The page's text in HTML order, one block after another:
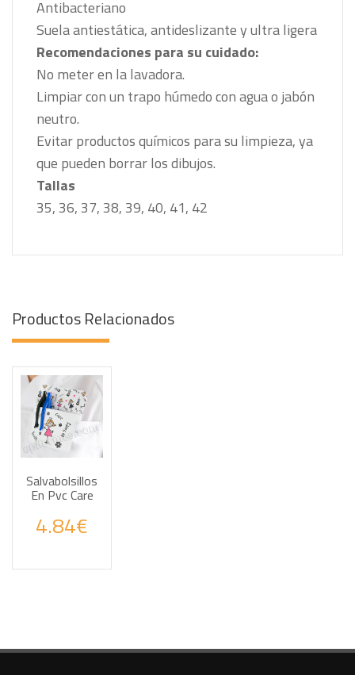
Antibacteriano
Suela antiestática, antideslizante y ultra ligera
Recomendaciones para su cuidado:
No meter en la lavadora.
Limpiar con un trapo húmedo con agua o jabón
neutro.
Evitar productos químicos para su limpieza, ya
que pueden borrar los dibujos.
Tallas
35, 36, 37, 38, 39, 40, 41, 42
Productos Relacionados
Salvabolsillos
En Pvc Care
4.84€